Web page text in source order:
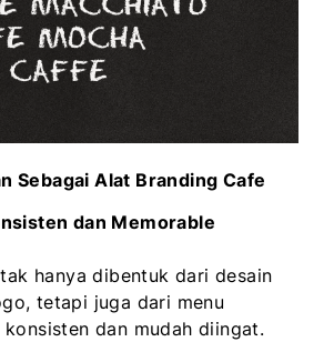
Sebagai Alat Branding Cafe
dan Memorable
hanya dibentuk dari desain
tetapi juga dari menu
konsisten dan mudah diingat.